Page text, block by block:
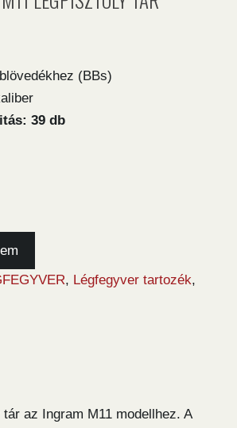
(BBs)
39 db
, Légfegyver tartozék,
az Ingram M11 modellhez. A